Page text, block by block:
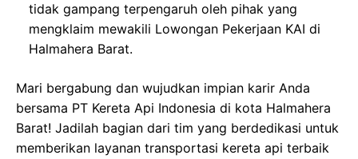
tidak gampang terpengaruh oleh pihak yang
mengklaim mewakili Lowongan Pekerjaan KAI di
Halmahera Barat.
Mari bergabung dan wujudkan impian karir Anda
bersama PT Kereta Api Indonesia di kota Halmahera
Barat! Jadilah bagian dari tim yang berdedikasi untuk
memberikan layanan transportasi kereta api terbaik